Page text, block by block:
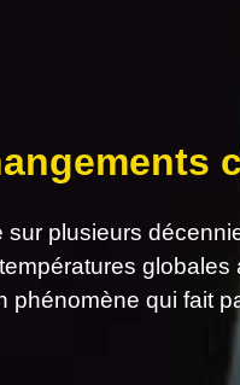
plusieurs
phénomène qui fait